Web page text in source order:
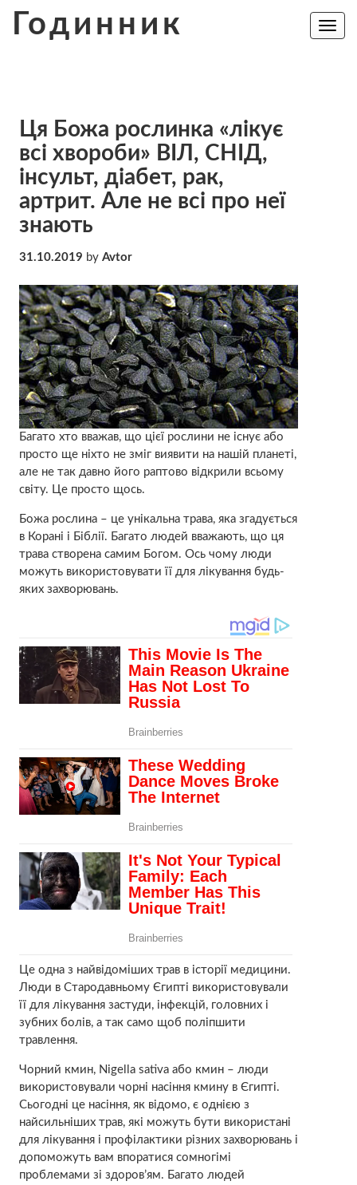
Годинник
Toggle
Ця Божа рослинка «лікує
всі хвороби» ВІЛ, СНІД,
інсульт, діабет, рак,
артрит. Але не всі про неї
знають
31.10.2019 by Avtor
Багато хто вважав, що цієї рослини не існує або
просто ще ніхто не зміг виявити на нашій планеті,
але не так давно його раптово відкрили всьому
світу. Це просто щось.
Божа рослина – це унікальна трава, яка згадується
в Корані і Біблії. Багато людей вважають, що ця
трава створена самим Богом. Ось чому люди
можуть використовувати її для лікування будь-
яких захворювань.
Це одна з найвідоміших трав в історії медицини.
Люди в Стародавньому Єгипті використовували
її для лікування застуди, інфекцій, головних і
зубних болів, а так само щоб поліпшити
травлення.
Чорний кмин, Nigella sativa або кмин – люди
використовували чорні насіння кмину в Єгипті.
Сьогодні це насіння, як відомо, є однією з
найсильніших трав, які можуть бути використані
для лікування і профілактики різних захворювань і
допоможуть вам впоратися сомногімі
проблемами зі здоров’ям. Багато людей